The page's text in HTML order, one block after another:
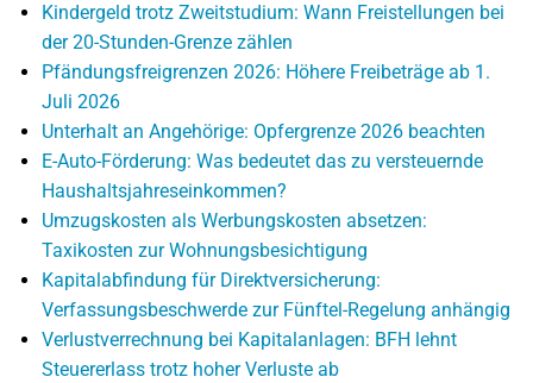
Kindergeld trotz Zweitstudium: Wann Freistellungen bei
der 20-Stunden-Grenze zählen
Pfändungsfreigrenzen 2026: Höhere Freibeträge ab 1.
Juli 2026
Unterhalt an Angehörige: Opfergrenze 2026 beachten
E-Auto-Förderung: Was bedeutet das zu versteuernde
Haushaltsjahreseinkommen?
Umzugskosten als Werbungskosten absetzen:
Taxikosten zur Wohnungsbesichtigung
Kapitalabfindung für Direktversicherung:
Verfassungsbeschwerde zur Fünftel-Regelung anhängig
Verlustverrechnung bei Kapitalanlagen: BFH lehnt
Steuererlass trotz hoher Verluste ab